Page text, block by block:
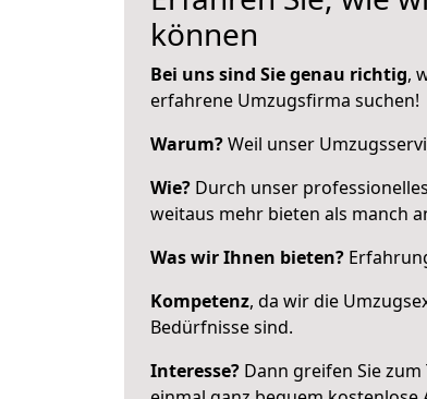
können
Bei uns sind Sie genau richtig,
erfahrene Umzugsfirma suchen!
Warum?Weil unser
Wie? Durch unser
weitaus mehr bieten als manch
Was wir Ihnen bieten?
Kompetenz, da wir die
Bedürfnisse sind.
Interesse? Dann greifen Sie